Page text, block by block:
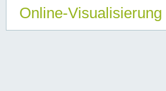
Online-Visualisierung